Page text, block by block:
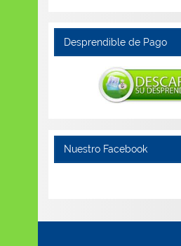
Desprendible de Pago
Nuestro Facebook